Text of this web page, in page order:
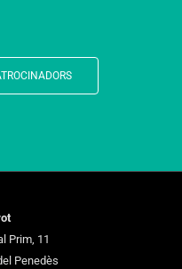
Prim, 11
Penedès